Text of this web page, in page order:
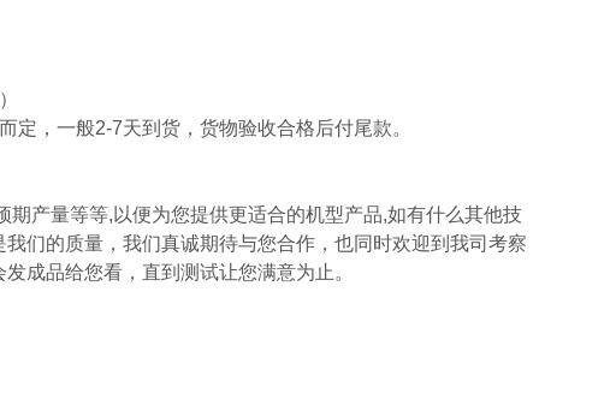
，一般2-7天到货，货物验收合格后付尾款。
产量等等,以便为您提供更适合的机型产品,如有什么其他技
们的质量，我们真诚期待与您合作，也同时欢迎到我司考察
成品给您看，直到测试让您满意为止。